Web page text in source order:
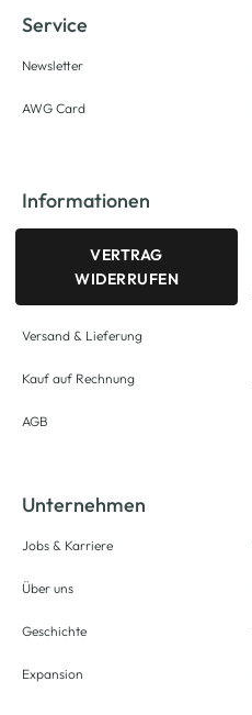
Service
Newsletter
AWG Card
Informationen
VERTRAG
WIDERRUFEN
Versand & Lieferung
Kauf auf Rechnung
AGB
Unternehmen
Jobs & Karriere
Über uns
Geschichte
Expansion